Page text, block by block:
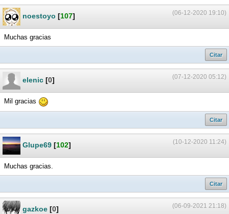
(06-12-2020 19:10)
noestoyo [107]
Muchas gracias
Citar
(07-12-2020 05:12)
elenic [0]
Mil gracias
Citar
(10-12-2020 11:24)
Glupe69 [102]
Muchas gracias.
Citar
(06-09-2021 21:18)
gazkoe [0]